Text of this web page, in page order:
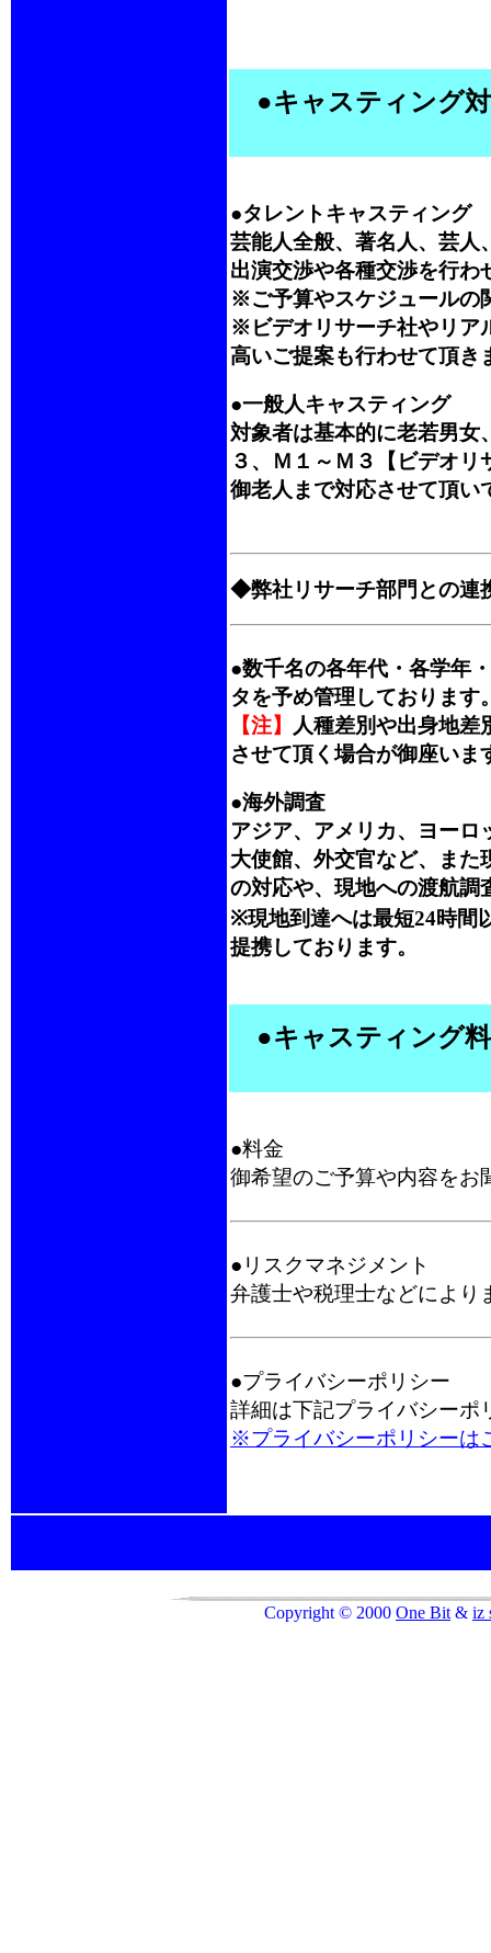
●キャスティング
●タレントキャスティング
芸能人全般、著名人、芸
出演交渉や各種交渉を行わ
※ご予算やスケジュールの
※ビデオリサーチ社やリア
高いご提案も行わせて頂き
●一般人キャスティング
対象者は基本的に老若男
３、Ｍ１～Ｍ３【ビデオ
御老人まで対応させて頂い
◆弊社リサーチ部門との連
●数千名の各年代・各学年
タを予め管理しております
【注】 人種差別や出身地差
させて頂く場合が御座い
●海外調査
アジア、アメリカ、ヨーロ
大使館、外交官など、また
の対応や、現地への渡航調
※現地到達へは最短24時間
提携しております。
●キャスティング
●料金
御希望のご予算や内容をお
●リスクマネジメント
弁護士や税理士などにより
●プライバシーポリシー
詳細は下記プライバシーポ
※プライバシーポリシー
Copyright © 2000 One Bit & iz